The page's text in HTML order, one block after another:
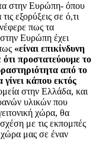
στην Ευρώπη- όπου
εξορύξεις σε ό,τι
πως τα
Ευρώπη έχει
«είναι επικίνδυνη
προστατεύουμε το
από το
κάπου εκτός
στην Ελλάδα, και
υλικών που
χώρα, θα
με τις εκπομπές
μας σε έναν